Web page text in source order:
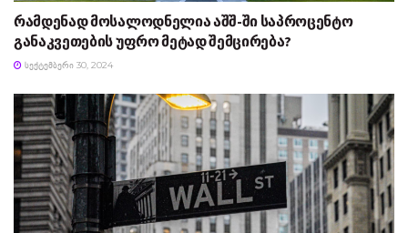
რამდენად მოსალოდნელია აშშ-ში საპროცენტო
განაკვეთების უფრო მეტად შემცირება?
ᲡᲔᲥᲢᲔᲛᲑᲔᲠᲘ 30, 2024